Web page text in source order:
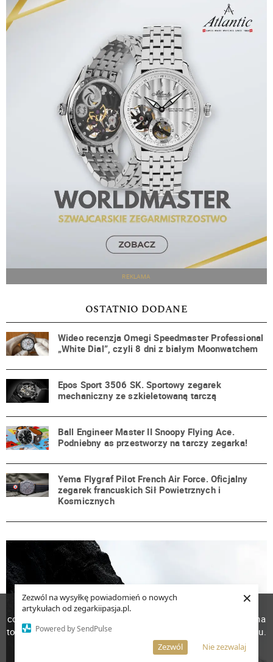
Zezwól na wysyłkę powiadomień o nowych
artykułach od zegarkiipasja.pl.
Powered by SendPulse
Nie zezwalaj
Zezwól
×
REKLAMA
OSTATNIO DODANE
Wideo recenzja Omegi Speedmaster Professional
„White Dial”, czyli 8 dni z białym Moonwatchem
Epos Sport 3506 SK. Sportowy zegarek
mechaniczny ze szkieletowaną tarczą
Ball Engineer Master II Snoopy Flying Ace.
Podniebny as przestworzy na tarczy zegarka!
Yema Flygraf Pilot French Air Force. Oficjalny
zegarek francuskich Sił Powietrznych i
Kosmicznych
W celu poprawienia jakości usług korzystamy z plików
cookies. Pozostanie na stronie oznacza, iż wyrażasz zgodę na
to, że pliki cookies będą przechowywane w Twoim urządzeniu.
Więcej informacji